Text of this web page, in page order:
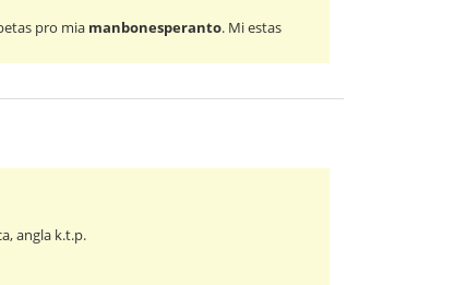
pro mia manbonesperanto. Mi estas
angla k.t.p.